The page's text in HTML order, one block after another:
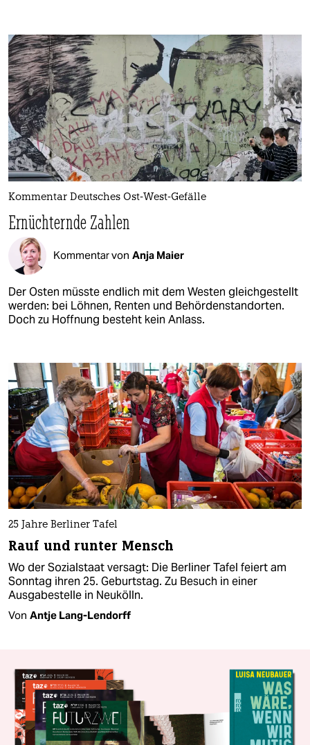
Kommentar Deutsches Ost-West-Gefälle
Ernüchternde Zahlen
Kommentar von Anja Maier
Der Osten müsste endlich mit dem Westen gleichgestellt
werden: bei Löhnen, Renten und Behördenstandorten.
Doch zu Hoffnung besteht kein Anlass.
25 Jahre Berliner Tafel
Rauf und runter Mensch
Wo der Sozialstaat versagt: Die Berliner Tafel feiert am
Sonntag ihren 25. Geburtstag. Zu Besuch in einer
Ausgabestelle in Neukölln.
Von Antje Lang-Lendorff